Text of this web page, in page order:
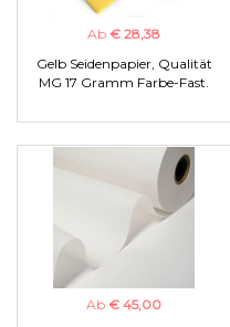
Ab € 28,38
Gelb Seidenpapier, Qualität
MG 17 Gramm Farbe-Fast.
Ab € 45,00